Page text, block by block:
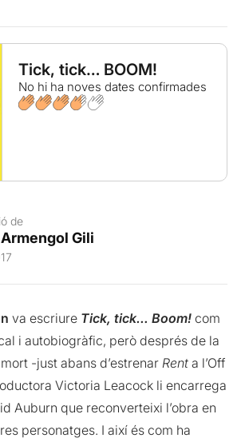
Tick, tick… BOOM!
No hi ha noves dates confirmades
de
Gili
va escriure Tick, tick… Boom! com
i autobiogràfic, però després de la
-just abans d’estrenarRent a l’Off
Victoria Leacock li encarrega
Auburn que reconverteixi l’obra en
personatges. I així és com ha